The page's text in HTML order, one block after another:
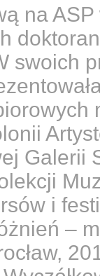
na
swoich
Galerii
i
–